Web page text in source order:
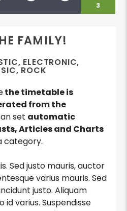
3
FAMILY!
, ELECTRONIC,
, ROCK
the timetable is
from the
set automatic
Articles and Charts
category.
Sed justo mauris, auctor
varius mauris. Sed
justo. Aliquam
id varius. Suspendisse